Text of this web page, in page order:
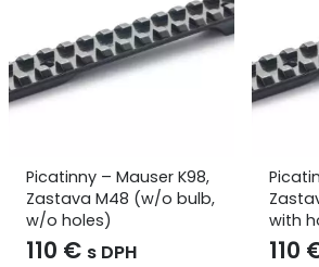
Picatinny – Mauser K98,
Zastava M48 (w/o bulb,
w/o holes)
110 € s DPH
with
110